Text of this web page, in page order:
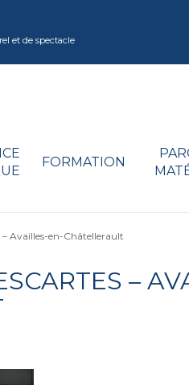
et de spectacle
FORMATION
– Availles-en-Châtellerault
–